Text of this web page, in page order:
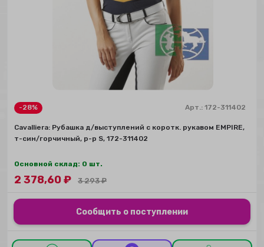
-28% Арт.:172-311402
Сavalliera: Рубашка д/выступлений с коротк. рукавом EMPIRE,
т-син/горчичный, р-р S, 172-311402
Основной склад: 0 шт.
2 378,60₽ 3 293₽
Сообщить о поступлении